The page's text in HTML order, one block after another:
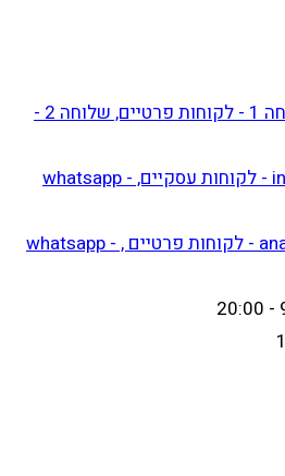
077-4490052 שלוחה 1 - לקוחות פרטיים, שלוחה 2 -
info@anakdeal.com - לקוחות עסקיים, whatsapp -
anakdeal@gmail.com - לקוחות פרטיים , whatsapp -